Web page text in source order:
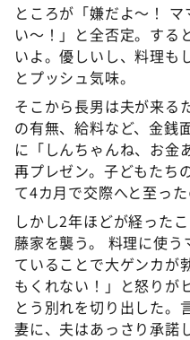
ところが「嫌だよ～！
い～！」と全否定。する
いよ。優しいし、料理も
とプッシュ気味。
そこから長男は夫が来る
の有無、給料など、金銭
に「しんちゃんね、お金
再プレゼン。子どもたち
て4カ月で交際へと至った
しかし2年ほどが経った
藤家を襲う。 料理に使
ていることで大ゲンカが
もくれない！」と怒りが
とう別れを切り出した。
妻に、夫はあっさり承諾